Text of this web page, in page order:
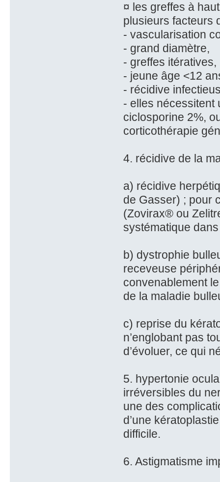
¤ les greffes à
plusieurs facteurs
- vascularisation
- grand diamètre,
- greffes itératives,
- jeune âge <12
- récidive
- elles nécessitent
ciclosporine 2%,
corticothérapie
4. récidive de la
a) récidive
de Gasser) ; pour
(Zovirax® ou
systématique
b) dystrophie
receveuse
convenablement
de la maladie
c) reprise du
n’englobant pas
d’évoluer, ce qui
5. hypertonie
irréversibles du
une des
d’une
difficile.
6. Astigmatisme